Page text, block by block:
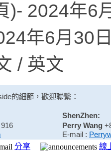
)- 2024年6
年6月30
/ 英文
的細節，歡迎聯繫：
ShenZhen:
Perry Wang
E-mail :
分享 線